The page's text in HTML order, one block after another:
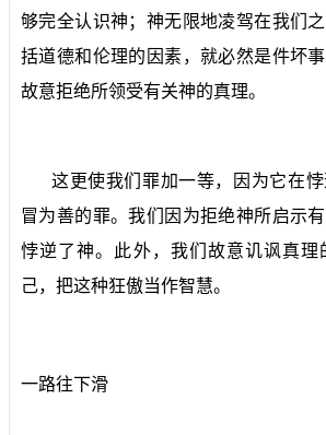
够完全认识神；神无限地凌驾在我们
括道德和伦理的因素，就必然是件坏
故意拒绝所领受有关神的真理。
这更使我们罪加一等，因为它在
冒为善的罪。我们因为拒绝神所启示
悖逆了神。此外，我们故意讥讽真理
己，把这种狂傲当作智慧。
一路往下滑